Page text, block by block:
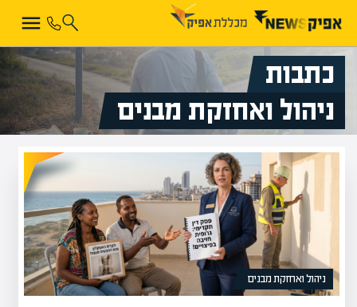
כתבות
ניהול ואחזקת מבנים
ניהול ואחזקת מבנים